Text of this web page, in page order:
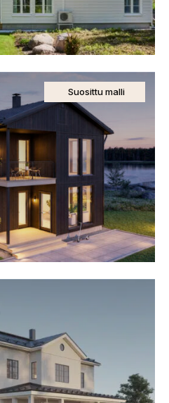
Suosittu malli